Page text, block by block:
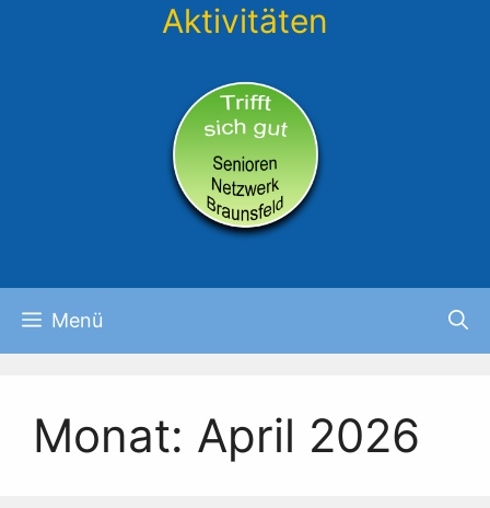
Aktivitäten
Menü
Monat: April 2026